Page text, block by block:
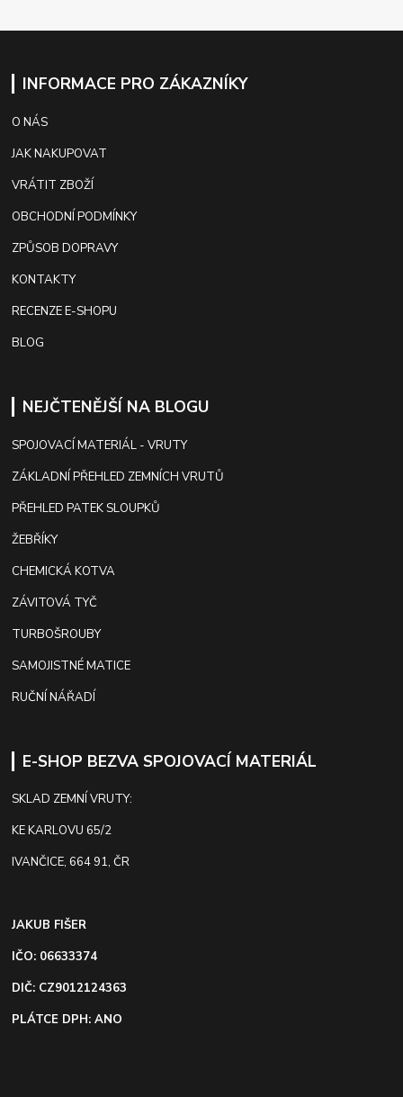
INFORMACE PRO ZÁKAZNÍKY
O NÁS
JAK NAKUPOVAT
VRÁTIT ZBOŽÍ
OBCHODNÍ PODMÍNKY
ZPŮSOB DOPRAVY
KONTAKTY
RECENZE E-SHOPU
BLOG
NEJČTENĚJŠÍ NA BLOGU
SPOJOVACÍ MATERIÁL - VRUTY
ZÁKLADNÍ PŘEHLED ZEMNÍCH VRUTŮ
PŘEHLED PATEK SLOUPKŮ
ŽEBŘÍKY
CHEMICKÁ KOTVA
ZÁVITOVÁ TYČ
TURBOŠROUBY
SAMOJISTNÉ MATICE
RUČNÍ NÁŘADÍ
E-SHOP BEZVA SPOJOVACÍ MATERIÁL
SKLAD ZEMNÍ VRUTY:
KE KARLOVU 65/2
IVANČICE, 664 91, ČR
JAKUB FIŠER
IČO: 06633374
DIČ: CZ9012124363
PLÁTCE DPH: ANO